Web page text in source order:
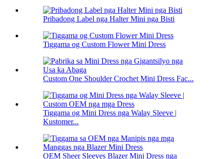
Pribadong Label nga Halter Mini nga Bisti
Tiggama og Custom Flower Mini Dress
Custom One Shoulder Crochet Mini Dress Fac...
Tiggama og Mini Dress nga Walay Sleeve |
Kustomer...
OEM Sheer Sleeves Blazer Mini Dress nga